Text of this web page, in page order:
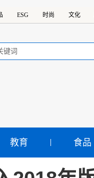
ESG 时尚 文化
教育 食品